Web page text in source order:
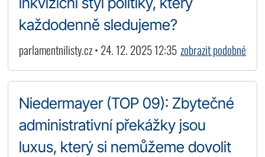
každodenně sledujeme?
parlamentnilisty.cz • 24. 12. 2025 12:35 zobrazit podobné
Niedermayer (TOP 09): Zbytečné
administrativní překážky jsou
luxus, který si nemůžeme dovolit